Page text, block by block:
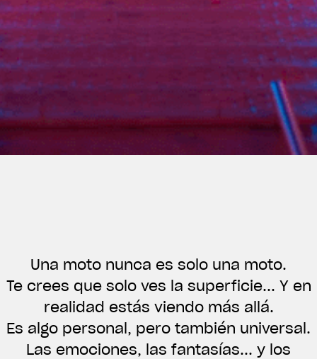
View now →
Una moto nunca es solo una moto.
Te crees que solo ves la superficie... Y en
realidad estás viendo más allá.
Es algo personal, pero también universal.
Las emociones, las fantasías... y los